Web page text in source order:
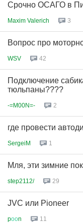
Срочно ОСАГО в
Maxim Valerich 3
Вопрос про
WSV 42
Подключение
тюльпаны????
-=M00N=- 2
где провести
SergeiM 1
Мля, эти зимние
step2112/ 29
JVC или Pioneer
pооn 11